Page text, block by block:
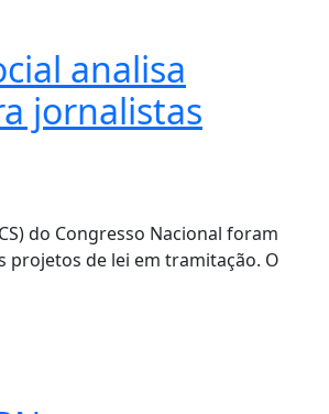
analisa
jornalistas
do Congresso Nacional foram
projetos de lei em tramitação. O